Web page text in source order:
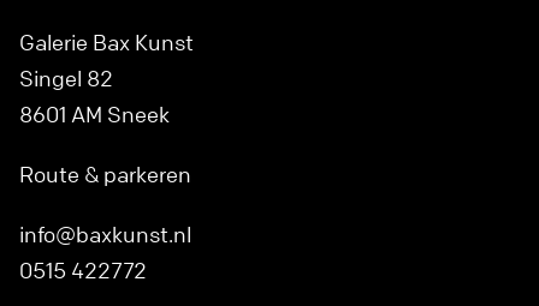
Galerie Bax Kunst
Singel 82
8601 AM Sneek
Route & parkeren
info@baxkunst.nl
0515 422772